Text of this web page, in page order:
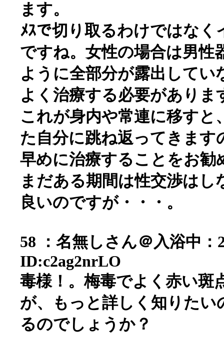
ます。
ﾒｽで切り取るわけではな
ですね。女性の場合は男性
ように全部分が露出して
よく治療する必要がありま
これが身内や常連に移すと
た自分に跳ね返ってきます
早めに治療することをお勧
まだある期間は性交渉はし
良いのですが・・・。
58 ：名無しさん＠入浴中：
ID:c2ag2nrLO
毒様！。梅毒でよく赤い斑
が、もっと詳しく知りた
るのでしょうか？